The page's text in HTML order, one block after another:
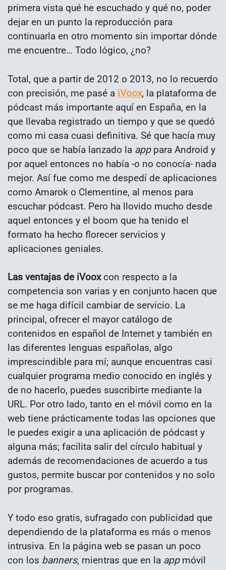
primera vista qué he escuchado y qué no, poder
dejar en un punto la reproducción para
continuarla en otro momento sin importar dónde
me encuentre… Todo lógico, ¿no?
Total, que a partir de 2012 o 2013, no lo recuerdo
con precisión, me pasé a iVoox, la plataforma de
pódcast más importante aquí en España, en la
que llevaba registrado un tiempo y que se quedó
como mi casa cuasi definitiva. Sé que hacía muy
poco que se había lanzado la apppara Android y
por aquel entonces no había -o no conocía- nada
mejor. Así fue como me despedí de aplicaciones
como Amarok o Clementine, al menos para
escuchar pódcast. Pero ha llovido mucho desde
aquel entonces y el boom que ha tenido el
formato ha hecho florecer servicios y
aplicaciones geniales.
Las ventajas de iVooxcon respecto a la
competencia son varias y en conjunto hacen que
se me haga difícil cambiar de servicio. La
principal, ofrecer el mayor catálogo de
contenidos en español de Internet y también en
las diferentes lenguas españolas, algo
imprescindible para mí; aunque encuentras casi
cualquier programa medio conocido en inglés y
de no hacerlo, puedes suscribirte mediante la
URL. Por otro lado, tanto en el móvil como en la
web tiene prácticamente todas las opciones que
le puedes exigir a una aplicación de pódcast y
alguna más; facilita salir del círculo habitual y
además de recomendaciones de acuerdo a tus
gustos, permite buscar por contenidos y no solo
por programas.
Y todo eso gratis, sufragado con publicidad que
dependiendo de la plataforma es más o menos
intrusiva. En la página web se pasan un poco
con los banners, mientras que en la appmóvil